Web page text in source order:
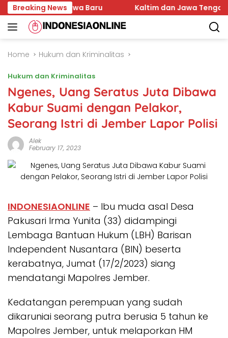
Skip
to
content
Breaking News
Mahasiswa Baru Kaltim dan Jawa Tengah
Home Hukum dan Kriminalitas
Hukum dan Kriminalitas
Ngenes, Uang Seratus Juta Dibawa
Kabur Suami dengan Pelakor,
Seorang Istri di Jember Lapor Polisi
Alek
February 17, 2023
INDONESIAONLINE – Ibu muda asal Desa
Pakusari Irma Yunita (33) didampingi
Lembaga Bantuan Hukum (LBH) Barisan
Independent Nusantara (BIN) beserta
kerabatnya, Jumat (17/2/2023) siang
mendatangi Mapolres Jember.
Kedatangan perempuan yang sudah
dikaruniai seorang putra berusia 5 tahun ke
Mapolres Jember, untuk melaporkan HM